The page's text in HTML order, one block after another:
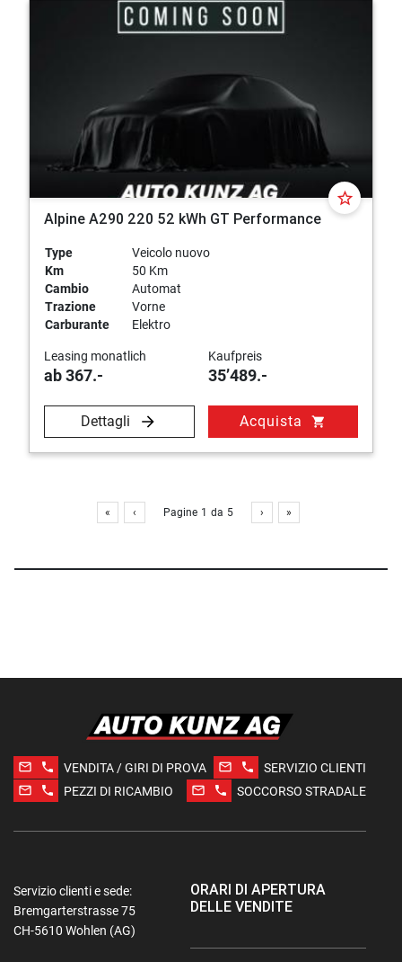
star_border
Alpine A290 220 52 kWh GT Performance
Type
Veicolo nuovo
Km
50 Km
Cambio
Automat
Trazione
Vorne
Carburante
Elektro
Leasing monatlich
ab 367.-
Kaufpreis
35’489.-
Dettagli Acquista shopping_cart
« ‹ Pagine 1 da 5 › »
mail_outline phone VENDITA / GIRI DI PROVA mail_outline phone
SERVIZIO CLIENTI
mail_outline
phone PEZZI DI RICAMBIO mail_outline phone SOCCORSO STRADALE
Servizio clienti e sede:
Bremgarterstrasse 75
CH-5610 Wohlen (AG)
ORARI DI APERTURA
DELLE VENDITE